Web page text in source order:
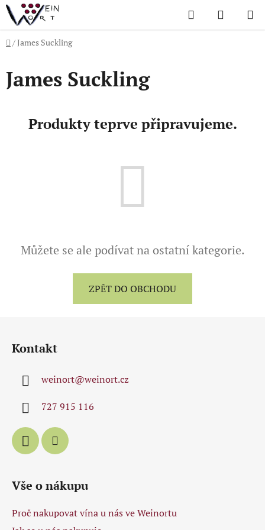
Přejít
na
obsah
Hledat
KOŠÍK
Domů
/James Suckling
James Suckling
Produkty teprve připravujeme.
Můžete se ale podívat na ostatní kategorie.
ZPĚT DO OBCHODU
Kontakt
weinort@weinort.cz
727 915 116
Vše o nákupu
Proč nakupovat vína u nás ve Weinortu